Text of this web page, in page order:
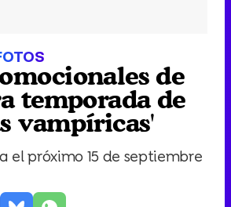
de
temporada de
vampíricas'
el próximo 15 de septiembre